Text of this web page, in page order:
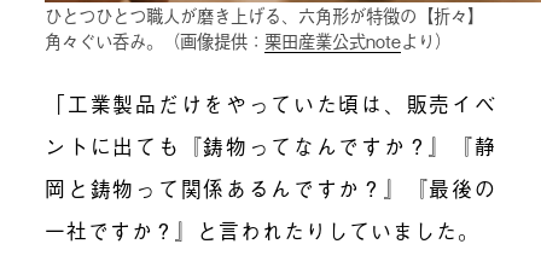
ひとつひとつ職人が磨き上げる、六角形が特徴の【折々】
角々ぐい呑み。（画像提供：栗田産業公式noteより）
「工業製品だけをやっていた頃は、販売イベ
ントに出ても『鋳物ってなんですか？』『静
岡と鋳物って関係あるんですか？』『最後の
一社ですか？』と言われたりしていました。